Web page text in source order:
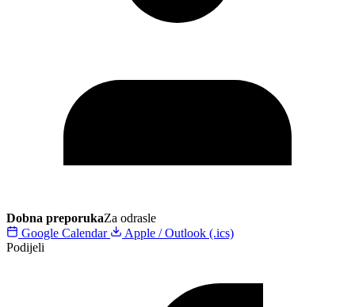
Dobna preporukaZa odrasle
Google Calendar
Apple / Outlook (.ics)
Podijeli